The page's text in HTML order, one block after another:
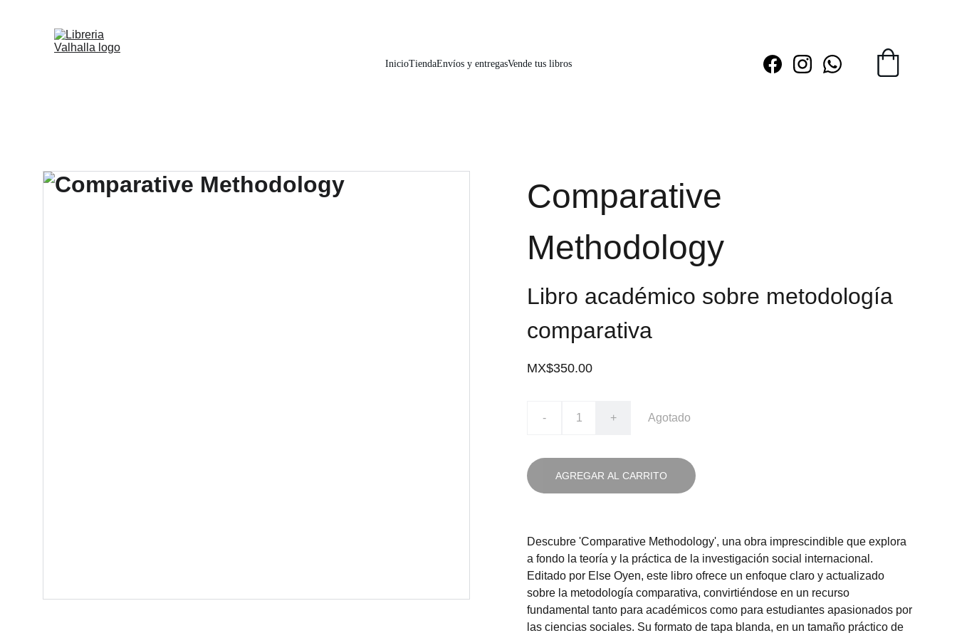
InicioTiendaEnvíos y entregasVende tus libros
Comparative
Methodology
Libro académico sobre metodología
comparativa
MX$350.00
- + Agotado
AGREGAR AL CARRITO
Descubre 'Comparative Methodology', una obra imprescindible que explora
a fondo la teoría y la práctica de la investigación social internacional.
Editado por Else Oyen, este libro ofrece un enfoque claro y actualizado
sobre la metodología comparativa, convirtiéndose en un recurso
fundamental tanto para académicos como para estudiantes apasionados por
las ciencias sociales. Su formato de tapa blanda, en un tamaño práctico de